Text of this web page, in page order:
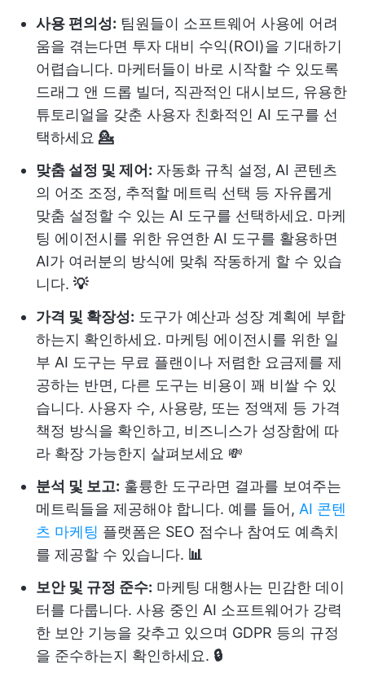
사용 편의성: 팀원들이 소프트웨어 사용에 어려
움을 겪는다면 투자 대비 수익(ROI)을 기대하기
어렵습니다. 마케터들이 바로 시작할 수 있도록
드래그 앤 드롭 빌더, 직관적인 대시보드, 유용한
튜토리얼을 갖춘 사용자 친화적인 AI 도구를 선
택하세요 💁
맞춤 설정 및 제어: 자동화 규칙 설정, AI 콘텐츠
의 어조 조정, 추적할 메트릭 선택 등 자유롭게
맞춤 설정할 수 있는 AI 도구를 선택하세요. 마케
팅 에이전시를 위한 유연한 AI 도구를 활용하면
AI가 여러분의 방식에 맞춰 작동하게 할 수 있습
니다. 💡
가격 및 확장성: 도구가 예산과 성장 계획에 부합
하는지 확인하세요. 마케팅 에이전시를 위한 일
부 AI 도구는 무료 플랜이나 저렴한 요금제를 제
공하는 반면, 다른 도구는 비용이 꽤 비쌀 수 있
습니다. 사용자 수, 사용량, 또는 정액제 등 가격
책정 방식을 확인하고, 비즈니스가 성장함에 따
라 확장 가능한지 살펴보세요 💸
분석 및 보고: 훌륭한 도구라면 결과를 보여주는
메트릭들을 제공해야 합니다. 예를 들어, AI 콘텐
츠 마케팅 플랫폼은 SEO 점수나 참여도 예측치
를 제공할 수 있습니다. 📊
보안 및 규정 준수: 마케팅 대행사는 민감한 데이
터를 다룹니다. 사용 중인 AI 소프트웨어가 강력
한 보안 기능을 갖추고 있으며 GDPR 등의 규정
을 준수하는지 확인하세요. 🔒